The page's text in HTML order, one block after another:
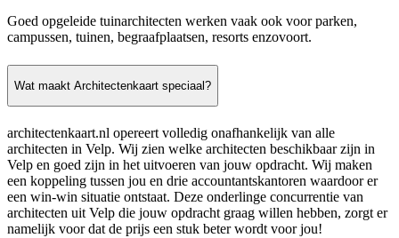
Goed opgeleide tuinarchitecten werken vaak ook voor parken,
campussen, tuinen, begraafplaatsen, resorts enzovoort.
Wat maakt Architectenkaart speciaal?
architectenkaart.nl opereert volledig onafhankelijk van alle
architecten in Velp. Wij zien welke architecten beschikbaar zijn in
Velp en goed zijn in het uitvoeren van jouw opdracht. Wij maken
een koppeling tussen jou en drie accountantskantoren waardoor er
een win-win situatie ontstaat. Deze onderlinge concurrentie van
architecten uit Velp die jouw opdracht graag willen hebben, zorgt er
namelijk voor dat de prijs een stuk beter wordt voor jou!